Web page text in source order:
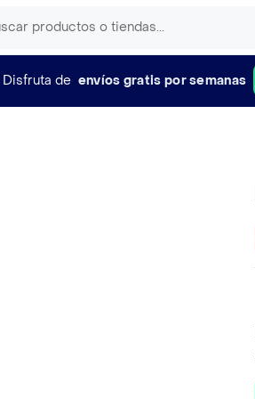
Disfruta de envíos gratis por semanas